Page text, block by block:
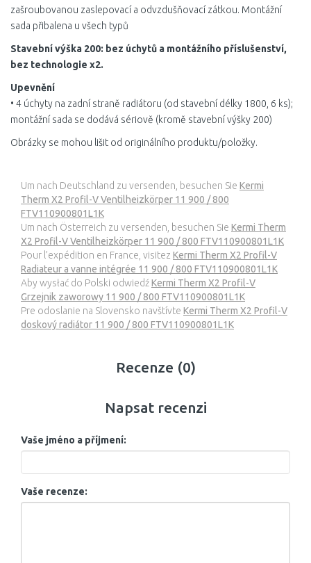
zašroubovanou zaslepovací a odvzdušňovací zátkou. Montážní
sada přibalena u všech typů
Stavební výška 200: bez úchytů a montážního příslušenství,
bez technologie x2.
Upevnění
• 4 úchyty na zadní straně radiátoru (od stavební délky 1800, 6 ks);
montážní sada se dodává sériově (kromě stavební výšky 200)
Obrázky se mohou lišit od originálního produktu/položky.
Um nach Deutschland zu versenden, besuchen Sie Kermi
Therm X2 Profil-V Ventilheizkörper 11 900 / 800
FTV110900801L1K
Um nach Österreich zu versenden, besuchen Sie Kermi Therm
X2 Profil-V Ventilheizkörper 11 900 / 800 FTV110900801L1K
Pour l’expédition en France, visitez Kermi Therm X2 Profil-V
Radiateur a vanne intégrée 11 900 / 800 FTV110900801L1K
Aby wysłać do Polski odwiedźKermi Therm X2 Profil-V
Grzejnik zaworowy 11 900 / 800 FTV110900801L1K
Pre odoslanie na Slovensko navštívte Kermi Therm X2 Profil-V
doskový radiátor 11 900 / 800 FTV110900801L1K
Recenze (0)
Napsat recenzi
Vaše jméno a příjmení:
Vaše recenze: